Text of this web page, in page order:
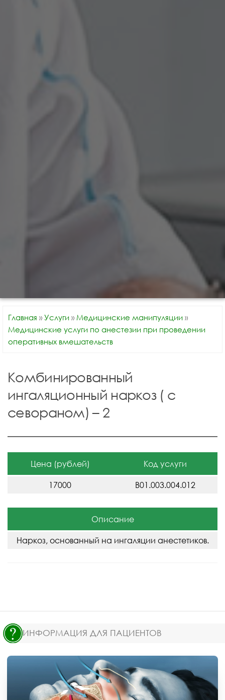
Главная » Услуги » Медицинские манипуляции »
Медицинские услуги по анестезии при проведении
оперативных вмешательств
Комбинированный
ингаляционный наркоз ( с
севораном) – 2
Цена (рублей) Код услуги
17000 B01.003.004.012
Описание
Наркоз, основанный на ингаляции анестетиков.
ИНФОРМАЦИЯ ДЛЯ ПАЦИЕНТОВ